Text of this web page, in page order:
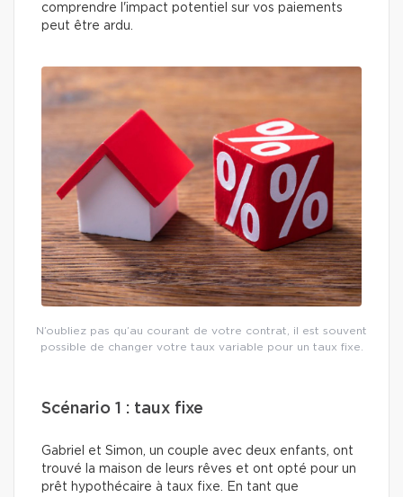
comprendre l'impact potentiel sur vos paiements
peut être ardu.
N’oubliez pas qu’au courant de votre contrat, il est souvent
possible de changer votre taux variable pour un taux fixe.
Scénario 1 : taux fixe
Gabriel et Simon, un couple avec deux enfants, ont
trouvé la maison de leurs rêves et ont opté pour un
prêt hypothécaire à taux fixe. En tant que